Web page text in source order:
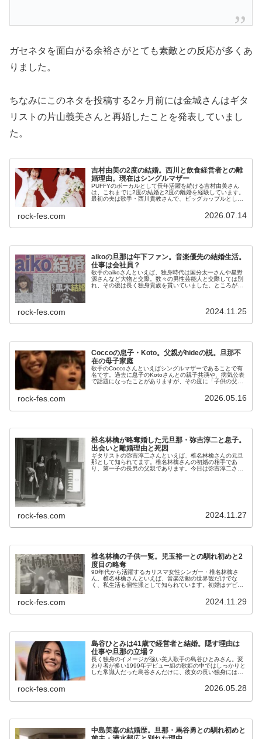
ガセネタを面白がる余裕さがとても素敵との反応が多くあ
りました。
ちなみにこのネタを投稿する2ヶ月前には金城さんはギタ
リストの片山義美さんと再婚したことを発表していまし
た。
吉村由美の2度の結婚。西川と飲食経営者との離
婚理由。現在はシングルマザー
PUFFYのボーカルとして長年活躍を続ける吉村由美さん
は、これまでに2度の結婚と2度の離婚を経験しています。
最初の夫は歌手・西川貴教さんで、ビッグカップルとして
rock-fes.com 2026.07.14
aikoの旦那は年下ファン。音楽優先の結婚生活。
仕事は会社員？
歌手のaikoさんといえば、独身時代は国分太一さんや星野
源さんなど大物と交際。数々の男性芸能人と交際しては別
れ、その後は長く独身貴族を貫いていました。ところが
rock-fes.com 2024.11.25
Coccoの息子・Koto。父親がhideの説。旦那不
在の母子家庭
歌手のCoccoさんといえばシングルマザーであることで有
名です。過去に息子のKotoさんとの親子共演や、病気公表
で話題になったことがありますが、その度に「子供の父親
rock-fes.com 2026.05.16
椎名林檎が略奪婚した元旦那・弥吉淳二と息子。
出会いと離婚理由と死因
ギタリストの弥吉淳二さんといえば、椎名林檎さんの元旦
那として知られてます。椎名林檎さんの初婚の相手であ
り、第一子の長男の父親であります。今日は弥吉淳二さん
rock-fes.com 2024.11.27
椎名林檎の子供一覧。児玉裕一との馴れ初めと2
度目の略奪
90年代から活躍するカリスマ女性シンガー・椎名林檎さ
ん。椎名林檎さんといえば、音楽活動の世界観だけでな
く、私生活も個性派として知られています。初婚はデビュ
rock-fes.com 2024.11.29
島谷ひとみは41歳で経営者と結婚。隠す理由は
仕事や旦那の立場？
長く独身のイメージが強い美人歌手の島谷ひとみさん。変
わり者が多い1999年デビュー組の歌姫の中ではしっかりと
した常識人だった島谷さんだけに、彼女の長い独身には違
rock-fes.com 2026.05.28
中島美嘉の結婚歴。旦那・馬谷勇との馴れ初めと